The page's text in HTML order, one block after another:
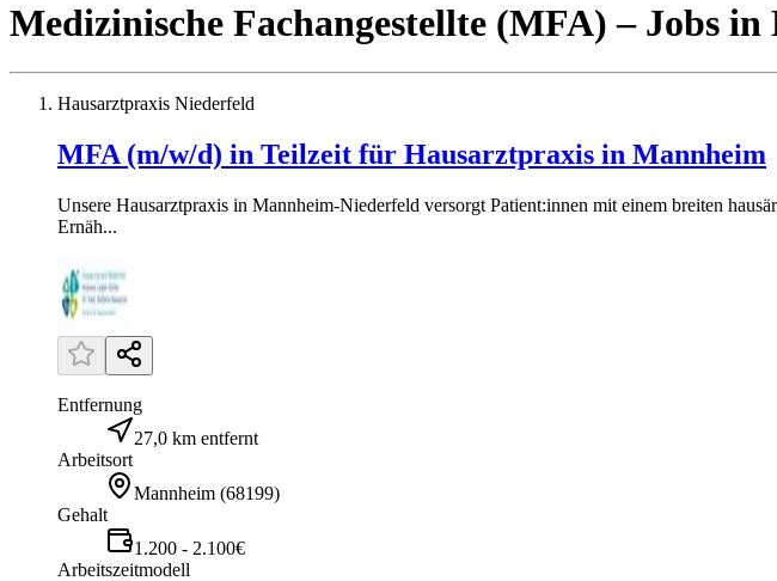
Medizinische Fachangestellte (MFA) – Jobs in
Hausarztpraxis Niederfeld
MFA (m/w/d) in Teilzeit für Hausarztpraxis in Mannheim
Unsere Hausarztpraxis in Mannheim-Niederfeld versorgt Patient:innen mit einem breiten
Ernäh...
Entfernung
27,0 km entfernt
Arbeitsort
Mannheim (68199)
Gehalt
1.200 - 2.100€
Arbeitszeitmodell